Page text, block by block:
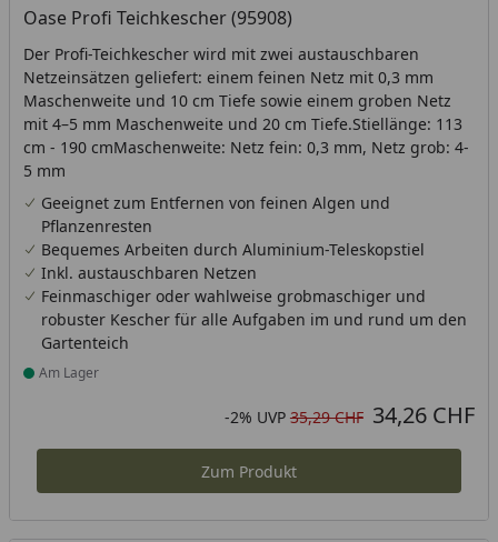
Oase Profi Teichkescher (95908)
Der Profi-Teichkescher wird mit zwei austauschbaren
Netzeinsätzen geliefert: einem feinen Netz mit 0,3 mm
Maschenweite und 10 cm Tiefe sowie einem groben Netz
mit 4–5 mm Maschenweite und 20 cm Tiefe.Stiellänge: 113
cm - 190 cmMaschenweite: Netz fein: 0,3 mm, Netz grob: 4-
5 mm
Geeignet zum Entfernen von feinen Algen und
Pflanzenresten
Bequemes Arbeiten durch Aluminium-Teleskopstiel
Inkl. austauschbaren Netzen
Feinmaschiger oder wahlweise grobmaschiger und
robuster Kescher für alle Aufgaben im und rund um den
Gartenteich
Produkt am Lager
Am Lager
Rabatt in Prozent
-2%
Ursprünglicher Preis
UVP 35,29 CHF
Aktueller Preis 34,26 CHF
Zum Produkt